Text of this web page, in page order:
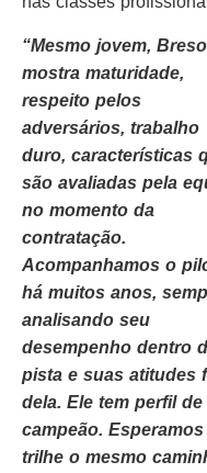
“Mesmo jovem,
mostra maturidade,
respeito pelos
adversários, trabalho
duro, características
são avaliadas pela
no momento da
contratação.
Acompanhamos o
há muitos anos,
analisando seu
desempenho dentro
pista e suas atitudes
dela. Ele tem perfil de
campeão.
trilhe o mesmo